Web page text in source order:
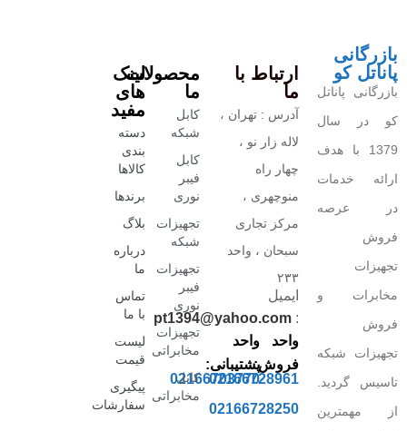
بازرگانی
پاناتل کو
بازرگانی پاناتل
کو در سال
1379 با هدف
ارائه خدمات
در عرصه
فروش
تجهیزات
مخابرات و
فروش
تجهیزات شبکه
تاسیس گردید.
از مهمترین
ارتباط با
ما
آدرس : تهران ،
لاله زار نو ،
چهار راه
منوچهری ،
مرکز تجاری
سبحان ، واحد
۲۳۳
ایمیل
:
pt1394@yahoo.com
واحد
فروش:
02166728961
02166728250
واحد
پشتیبانی:
02166703770
محصولات
ما
کابل
شبکه
کابل
فیبر
نوری
تجهیزات
شبکه
تجهیزات
فیبر
نوری
تجهیزات
مخابراتی
کابل
مخابراتی
لینک
های
مفید
دسته
بندی
کالاها
برندها
بلاگ
درباره
ما
تماس
با ما
لیست
قیمت
پیگیری
سفارشات